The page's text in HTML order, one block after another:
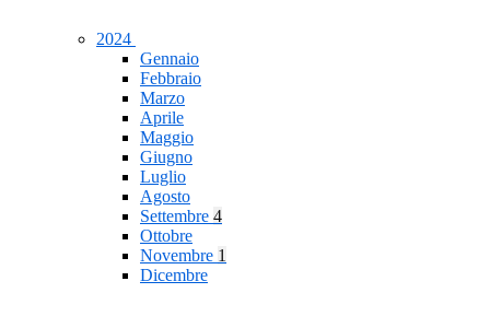
2024
Gennaio
Febbraio
Marzo
Aprile
Maggio
Giugno
Luglio
Agosto
Settembre 4
Ottobre
Novembre 1
Dicembre